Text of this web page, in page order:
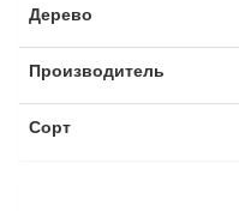
Дерево
Производитель
Сорт